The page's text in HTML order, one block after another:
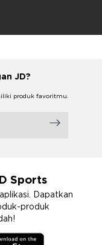
JD?
produk favoritmu.
Sports
Dapatkan
produk